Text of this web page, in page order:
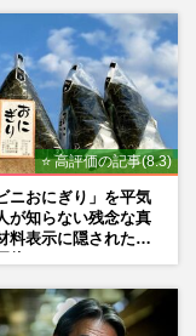
》プロが教える
ぐ銀行選びと、“3
2026/8/1
インフルエンサ
付きに《甘すぎ》
“…
コラボバブル「最
⭐ 高評価の記事(8.3)
ニおにぎり」を平気
が知らない残念な真
料表示に隠された添